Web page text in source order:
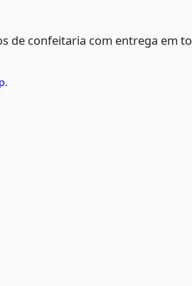
de confeitaria com entrega em